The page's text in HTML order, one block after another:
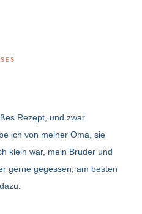
Rezept, und zwar
ich von meiner Oma, sie
klein war, mein Bruder und
gerne gegessen, am besten